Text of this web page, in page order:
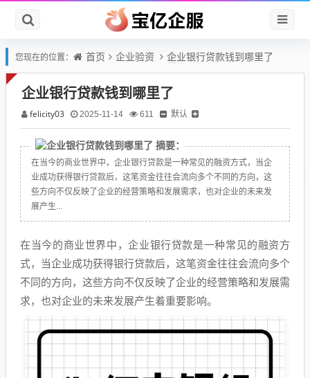
您现在的位置： 首页 企业验资 企业银行贷款钱到哪里了
企业银行贷款钱到哪里了
felicity03 2025-11-14 611 默认
摘要：
在当今的商业世界中，企业银行贷款是一种常见的融资方式，当企
业成功获得银行贷款后，这笔资金往往会流向多个不同的方向，这
些方向不仅反映了企业的经营策略和发展需求，也对企业的未来发
展产生...
在当今的商业世界中，企业银行贷款是一种常见的融资方
式，当企业成功获得银行贷款后，这笔资金往往会流向多个
不同的方向，这些方向不仅反映了企业的经营策略和发展需
求，也对企业的未来发展产生着重要影响。